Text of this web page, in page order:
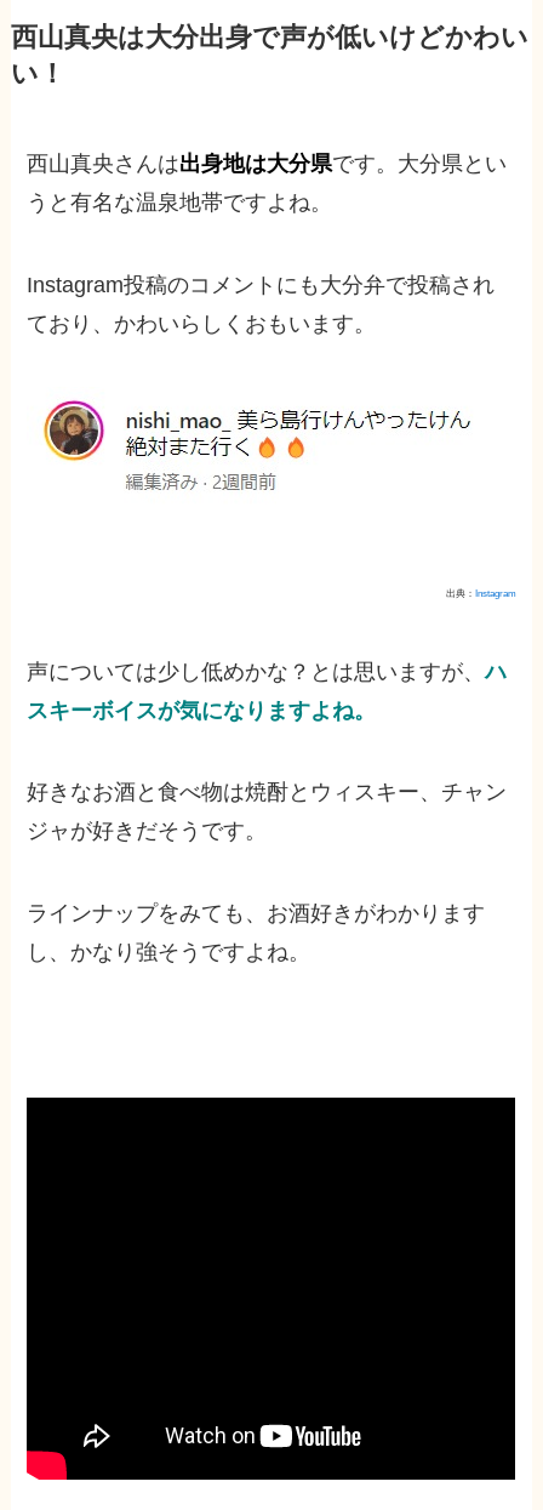
西山真央は大分出身で声が低いけどかわい
い！
西山真央さんは出身地は大分県です。大分県とい
うと有名な温泉地帯ですよね。
Instagram投稿のコメントにも大分弁で投稿され
ており、かわいらしくおもいます。
出典： Instagram
声については少し低めかな？とは思いますが、ハ
スキーボイスが気になりますよね。
好きなお酒と食べ物は焼酎とウィスキー、チャン
ジャが好きだそうです。
ラインナップをみても、お酒好きがわかります
し、かなり強そうですよね。